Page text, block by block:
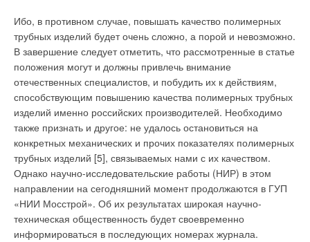
Ибо, в противном случае, повышать качество полимерных
трубных изделий будет очень сложно, а порой и невозможно.
В завершение следует отметить, что рассмотренные в статье
положения могут и должны привлечь внимание
отечественных специалистов, и побудить их к действиям,
способствующим повышению качества полимерных трубных
изделий именно российских производителей. Необходимо
также признать и другое: не удалось остановиться на
конкретных механических и прочих показателях полимерных
трубных изделий [5], связываемых нами с их качеством.
Однако научно-исследовательские работы (НИР) в этом
направлении на сегодняшний момент продолжаются в ГУП
«НИИ Мосстрой». Об их результатах широкая научно-
техническая общественность будет своевременно
информироваться в последующих номерах журнала.
Комментарии
В этой теме еще нет комментариев
Добавить комментарий
Ваше имя *
Ваш E-mail *
Текст комментария